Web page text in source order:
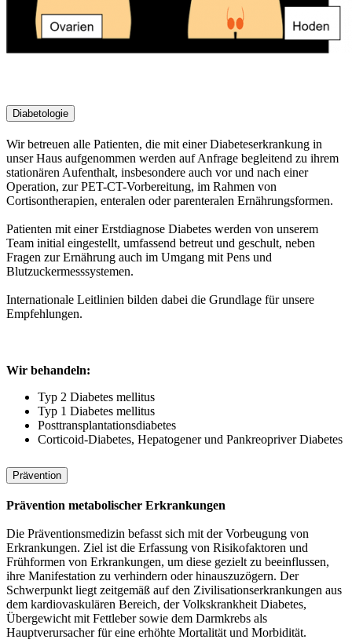
Diabetologie
Wir betreuen alle Patienten, die mit einer Diabeteserkrankung in
unser Haus aufgenommen werden auf Anfrage begleitend zu ihrem
stationären Aufenthalt, insbesondere auch vor und nach einer
Operation, zur PET-CT-Vorbereitung, im Rahmen von
Cortisontherapien, enteralen oder parenteralen Ernährungsformen.
Patienten mit einer Erstdiagnose Diabetes werden von unserem
Team initial eingestellt, umfassend betreut und geschult, neben
Fragen zur Ernährung auch im Umgang mit Pens und
Blutzuckermesssystemen.
Internationale Leitlinien bilden dabei die Grundlage für unsere
Empfehlungen.
Wir behandeln:
Typ 2 Diabetes mellitus
Typ 1 Diabetes mellitus
Posttransplantationsdiabetes
Corticoid-Diabetes, Hepatogener und Pankreopriver Diabetes
Prävention
Prävention metabolischer Erkrankungen
Die Präventionsmedizin befasst sich mit der Vorbeugung von
Erkrankungen. Ziel ist die Erfassung von Risikofaktoren und
Frühformen von Erkrankungen, um diese gezielt zu beeinflussen,
ihre Manifestation zu verhindern oder hinauszuzögern. Der
Schwerpunkt liegt zeitgemäß auf den Zivilisationserkrankungen aus
dem kardiovaskulären Bereich, der Volkskrankheit Diabetes,
Übergewicht mit Fettleber sowie dem Darmkrebs als
Hauptverursacher für eine erhöhte Mortalität und Morbidität.